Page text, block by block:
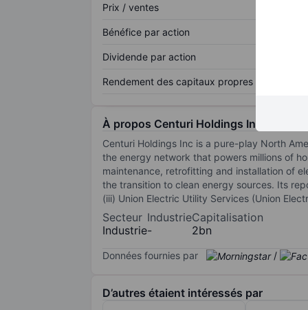
Prix / ventes
Bénéfice par action
Dividende par action
Rendement des capitaux propres
À propos Centuri Holdings Inc.
Centuri Holdings Inc is a pure-play North
the energy network that powers millions of
maintenance, retrofitting and installation of
the transition to clean energy sources. Its
(iii) Union Electric Utility Services (Union
Secteur
Industrie
Industrie
-
Capitalisation
2bn
Données fournies par /
D’autres étaient intéressés par